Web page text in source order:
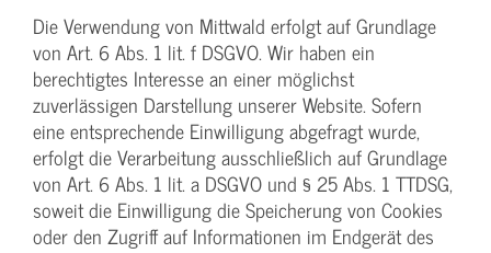
Die Verwendung von Mittwald erfolgt auf Grundlage
von Art. 6 Abs. 1 lit. f DSGVO. Wir haben ein
berechtigtes Interesse an einer möglichst
zuverlässigen Darstellung unserer Website. Sofern
eine entsprechende Einwilligung abgefragt wurde,
erfolgt die Verarbeitung ausschließlich auf Grundlage
von Art. 6 Abs. 1 lit. a DSGVO und § 25 Abs. 1 TTDSG,
soweit die Einwilligung die Speicherung von Cookies
oder den Zugriff auf Informationen im Endgerät des